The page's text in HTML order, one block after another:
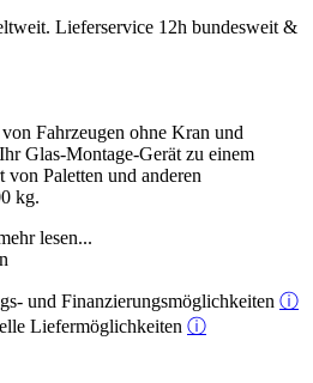
Fahrzeugen ohne Kran und
Glas-Montage-Gerät zu einem
Paletten und anderen
kg.
lesen...
und Finanzierungsmöglichkeiten ⓘ
Liefermöglichkeiten ⓘ